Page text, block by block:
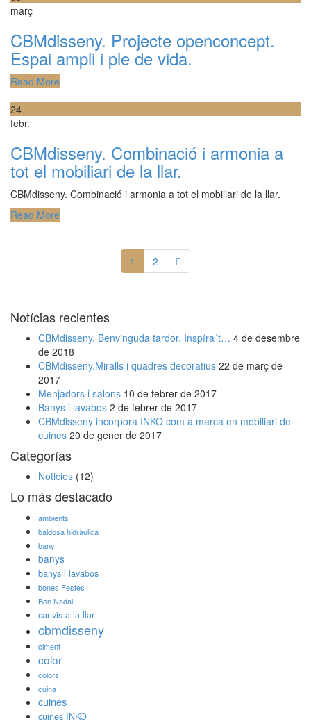
març
CBMdisseny. Projecte openconcept.
Espai ampli i ple de vida.
Read More
24
febr.
CBMdisseny. Combinació i armonia a
tot el mobiliari de la llar.
CBMdisseny. Combinació i armonia a tot el mobiliari de la llar.
Read More
1 2
Notícias recientes
CBMdisseny. Benvinguda tardor. Inspíra´t… 4 de desembre
de 2018
CBMdisseny.Miralls i quadres decoratius 22 de març de
2017
Menjadors i salons 10 de febrer de 2017
Banys i lavabos 2 de febrer de 2017
CBMdisseny incorpora INKO com a marca en mobiliari de
cuines 20 de gener de 2017
Categorías
Noticies (12)
Lo más destacado
ambients
baldosa hidràulica
bany
banys
banys i lavabos
bones Festes
Bon Nadal
canvis a la llar
cbmdisseny
ciment
color
colors
cuina
cuines
cuines INKO